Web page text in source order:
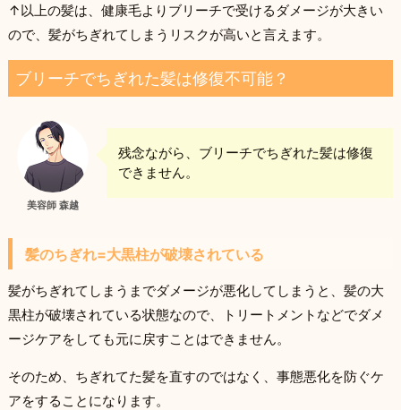
↑以上の髪は、健康毛よりブリーチで受けるダメージが大きい
ので、髪がちぎれてしまうリスクが高いと言えます。
ブリーチでちぎれた髪は修復不可能？
美容師 森越
残念ながら、ブリーチでちぎれた髪は修復
できません。
髪のちぎれ=大黒柱が破壊されている
髪がちぎれてしまうまでダメージが悪化してしまうと、髪の大
黒柱が破壊されている状態なので、トリートメントなどでダメ
ージケアをしても元に戻すことはできません。
そのため、ちぎれてた髪を直すのではなく、事態悪化を防ぐケ
アをすることになります。